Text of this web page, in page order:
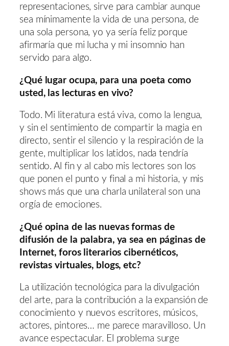
representaciones, sirve para cambiar aunque
sea mínimamente la vida de una persona, de
una sola persona, yo ya sería feliz porque
afirmaría que mi lucha y mi insomnio han
servido para algo.
¿Qué lugar ocupa, para una poeta como
usted, las lecturas en vivo?
Todo. Mi literatura está viva, como la lengua,
y sin el sentimiento de compartir la magia en
directo, sentir el silencio y la respiración de la
gente, multiplicar los latidos, nada tendría
sentido. Al fin y al cabo mis lectores son los
que ponen el punto y final a mi historia, y mis
shows más que una charla unilateral son una
orgía de emociones.
¿Qué opina de las nuevas formas de
difusión de la palabra, ya sea en páginas de
Internet, foros literarios cibernéticos,
revistas virtuales, blogs, etc?
La utilización tecnológica para la divulgación
del arte, para la contribución a la expansión de
conocimiento y nuevos escritores, músicos,
actores, pintores… me parece maravilloso. Un
avance espectacular. El problema surge